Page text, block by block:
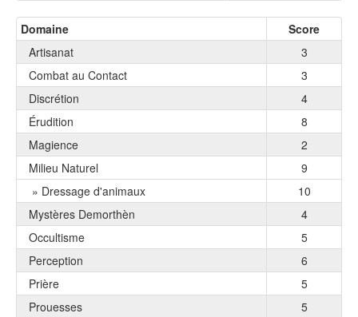
Domaine
Score
Artisanat
3
Combat au Contact
3
Discrétion
4
Érudition
8
Magience
2
Milieu Naturel
9
» Dressage d'animaux
10
Mystères Demorthèn
4
Occultisme
5
Perception
6
Prière
5
Prouesses
5